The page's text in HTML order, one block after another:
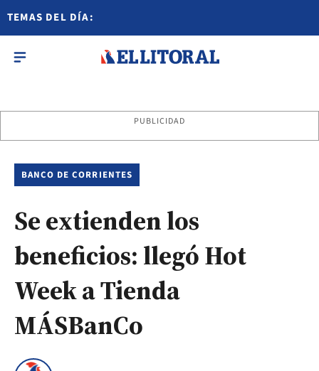
TEMAS DEL DÍA:
PUBLICIDAD
BANCO DE CORRIENTES
Se extienden los
beneficios: llegó Hot
Week a Tienda
MÁSBanCo